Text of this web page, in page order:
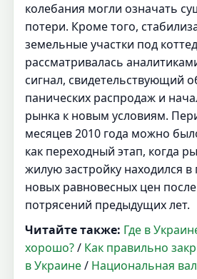
колебания могли означать
потери. Кроме того,
земельные участки под
рассматривалась
сигнал, свидетельствующий
панических распродаж и
рынка к новым условиям.
месяцев 2010 года можно
как переходный этап, когда
жилую застройку находился в
новых равновесных цен
потрясений предыдущих лет.
Читайте также: Где в
хорошо?/ Как правильно
в Украине/ Национальная